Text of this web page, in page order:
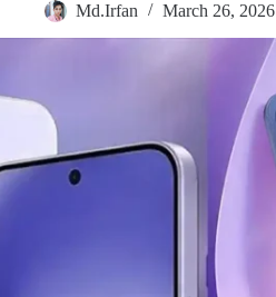
Md.Irfan
March 26, 2026